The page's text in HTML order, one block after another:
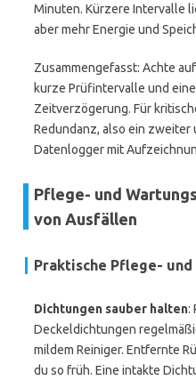
Minuten. Kürzere Intervalle
aber mehr Energie und
Zusammengefasst: Achte
kurze Prüfintervalle und
Zeitverzögerung. Für
Redundanz, also ein zweiter
Datenlogger mit
Pflege- und
von Ausfällen
Praktische Pflege-
Dichtungen sauber halten:
Deckeldichtungen
mildem Reiniger. Entfernte
du so früh. Eine intakte